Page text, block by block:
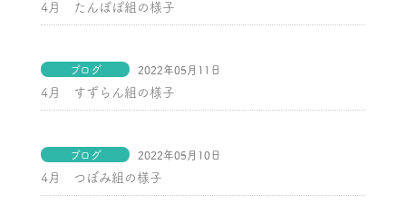
4月 たんぽぽ組の様子
ブログ 2022年05月11日
4月 すずらん組の様子
ブログ 2022年05月10日
4月 つぼみ組の様子